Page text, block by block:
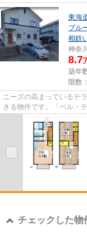
東海
ブル
相鉄
神奈
8.7
築年
階数
ニーズの高まっているテ
きる物件です。「ベル・
下さい。自分に合った賃貸
チェックした物